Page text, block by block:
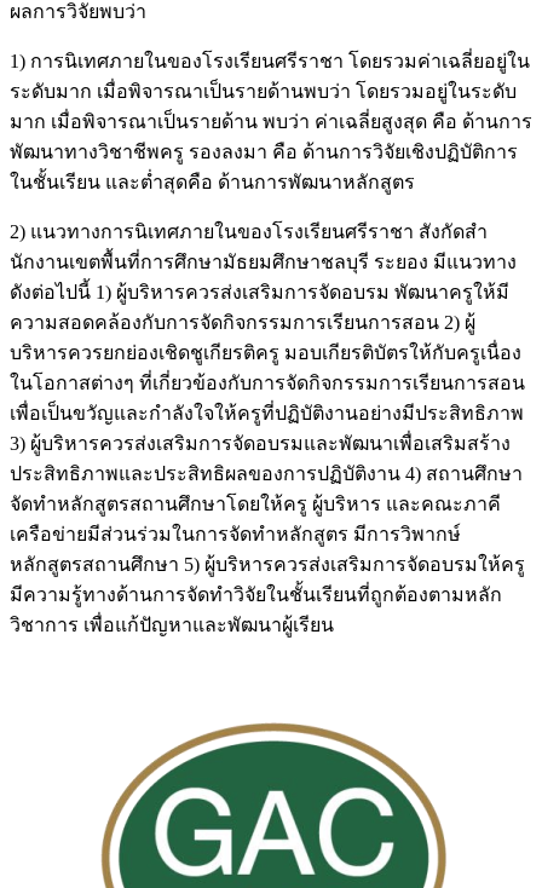
ผลการวิจัยพบว่า
1) การนิเทศภายในของโรงเรียนศรีราชา โดยรวมค่าเฉลี่ยอยู่ใน
ระดับมาก เมื่อพิจารณาเป็นรายด้านพบว่า โดยรวมอยู่ในระดับ
มาก เมื่อพิจารณาเป็นรายด้าน พบว่า ค่าเฉลี่ยสูงสุด คือ ด้านการ
พัฒนาทางวิชาชีพครู รองลงมา คือ ด้านการวิจัยเชิงปฏิบัติการ
ในชั้นเรียน และต่ำสุดคือ ด้านการพัฒนาหลักสูตร
2) แนวทางการนิเทศภายในของโรงเรียนศรีราชา สังกัดสํา
นักงานเขตพื้นที่การศึกษามัธยมศึกษาชลบุรี ระยอง มีแนวทาง
ดังต่อไปนี้ 1) ผู้บริหารควรส่งเสริมการจัดอบรม พัฒนาครูให้มี
ความสอดคล้องกับการจัดกิจกรรมการเรียนการสอน 2) ผู้
บริหารควรยกย่องเชิดชูเกียรติครู มอบเกียรติบัตรให้กับครูเนื่อง
ในโอกาสต่างๆ ที่เกี่ยวข้องกับการจัดกิจกรรมการเรียนการสอน
เพื่อเป็นขวัญและกำลังใจให้ครูที่ปฏิบัติงานอย่างมีประสิทธิภาพ
3) ผู้บริหารควรส่งเสริมการจัดอบรมและพัฒนาเพื่อเสริมสร้าง
ประสิทธิภาพและประสิทธิผลของการปฏิบัติงาน 4) สถานศึกษา
จัดทำหลักสูตรสถานศึกษาโดยให้ครู ผู้บริหาร และคณะภาคี
เครือข่ายมีส่วนร่วมในการจัดทำหลักสูตร มีการวิพากษ์
หลักสูตรสถานศึกษา 5) ผู้บริหารควรส่งเสริมการจัดอบรมให้ครู
มีความรู้ทางด้านการจัดทำวิจัยในชั้นเรียนที่ถูกต้องตามหลัก
วิชาการ เพื่อแก้ปัญหาและพัฒนาผู้เรียน